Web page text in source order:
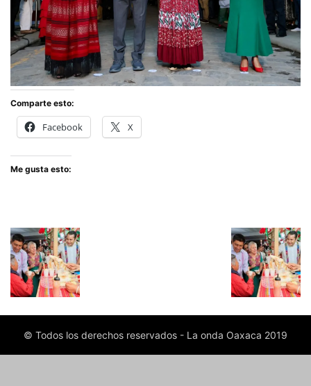
Comparte esto:
Facebook X
Me gusta esto:
© Todos los derechos reservados - La onda Oaxaca 2019